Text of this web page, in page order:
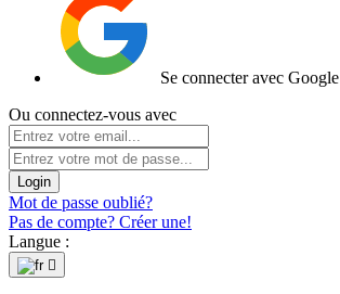
Se connecter avec Google
Ou connectez-vous avec
Login
Mot de passe oublié?
Pas de compte? Créer une!
Langue :
